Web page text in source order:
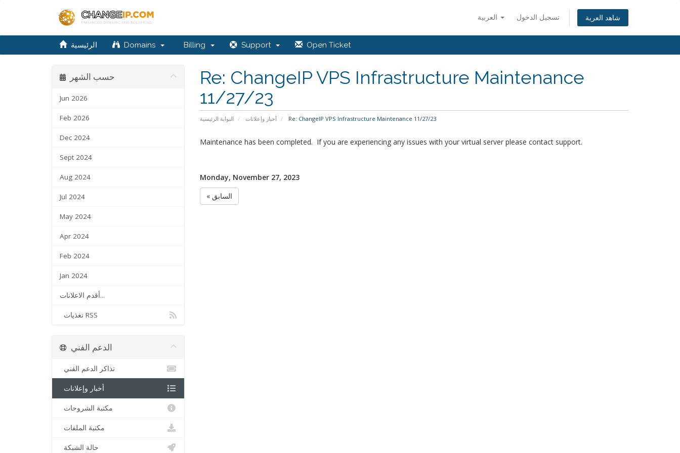
تسجيل الدخول شاهد العربة
الرئيسية Domains Billing Support Open Ticket
Re: ChangeIP VPS Infrastructure Maintenance
11/27/23
البوابة الرئيسية أخبار وإعلانات Re: ChangeIP VPS Infrastructure Maintenance 11/27/23
حسب الشهر
Jun 2026
Feb 2026
Dec 2024
Sept 2024
Aug 2024
Jul 2024
May 2024
Apr 2024
Feb 2024
Jan 2024
أقدم الاعلانات...
تغذيات RSS
Maintenance has been completed. If you are experiencing any issues with your virtual server please contact support.
Monday, November 27, 2023
« السابق
الدعم الفني
تذاكر الدعم الفني
أخبار وإعلانات
مكتبة الشروحات
مكتبة الملفات
حالة الشبكة